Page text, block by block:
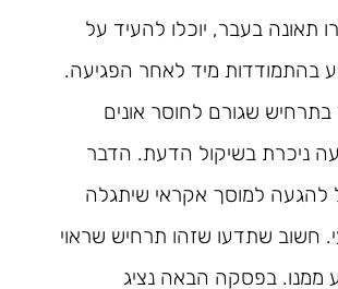
תאונה בעבר, יוכלו להעיד על
בהתמודדות מיד לאחר הפגיעה.
בתרחיש שגורם לחוסר אונים
ניכרת בשיקול הדעת. הדבר
להגעה למוסך אקראי שיתגלה
חשוב שתדעו שזהו תרחיש שראוי
ממנו. בפסקה הבאה נציג